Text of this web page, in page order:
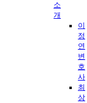
소
개
이
정
연
변
호
사
최
상